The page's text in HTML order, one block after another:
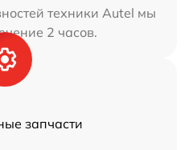
техники Autel мы
2 часов.
запчасти